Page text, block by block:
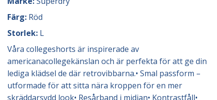
Färg: Röd
Storlek: L
Våra collegeshorts är inspirerade av
americanacollegekänslan och är perfekta för att ge din
lediga klädsel de där retrovibbarna.• Smal passform –
utformade för att sitta nära kroppen för en mer
skräddarsydd look• Resårband i midjan• Kontrastfåll•